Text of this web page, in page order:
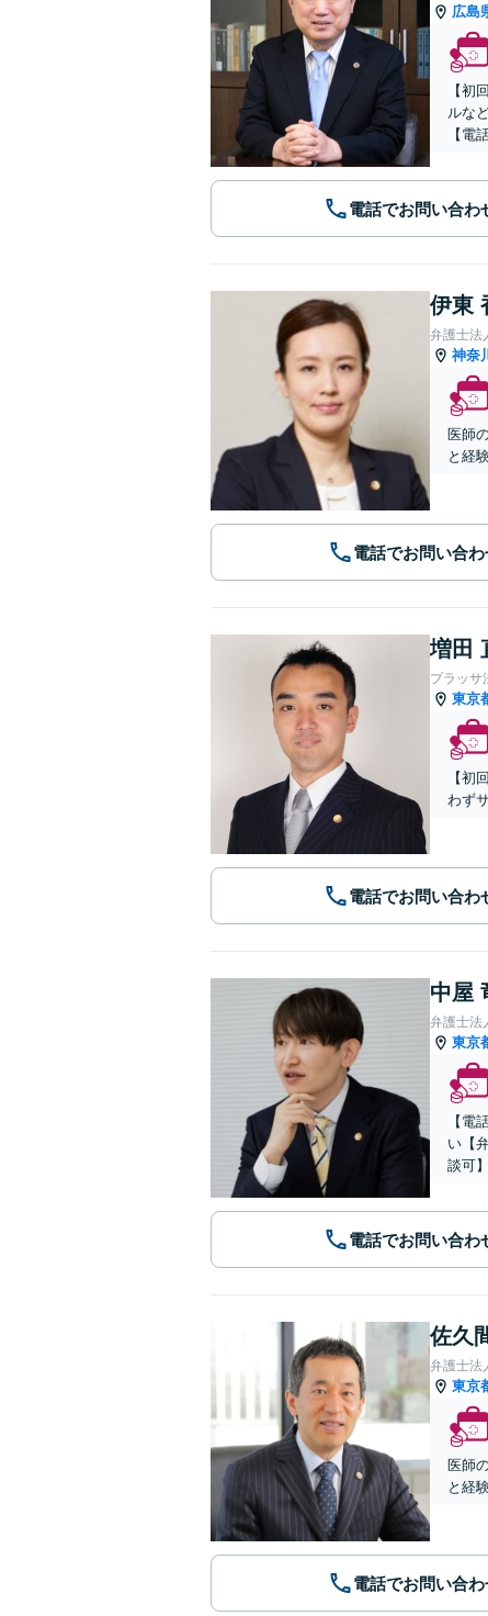
広島
【初
ルな
【電
電話でお問い合わ
伊東
弁護士法
神奈
医師
と経
電話でお問い合わ
増田
プラッサ
東京
【初
わず
電話でお問い合わ
中屋
弁護士法
東京
【電
い【
談可
電話でお問い合わ
佐久
弁護士法
東京
医師
と経
電話でお問い合わ